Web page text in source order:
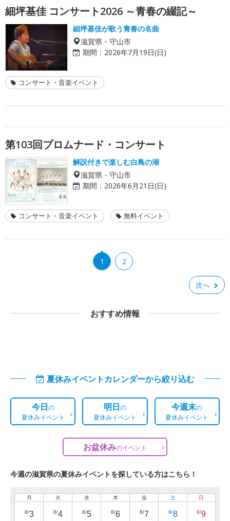
細坪基佳 コンサート2026 ～青春の綴記～
細坪基佳が歌う青春の名曲
滋賀県・守山市
期間： 2026年7月19日(日)
コンサート・音楽イベント
第103回プロムナード・コンサート
解説付きで楽しむ白鳥の湖
滋賀県・守山市
期間： 2026年6月21日(日)
コンサート・音楽イベント 無料イベント
1 2
次へ
おすすめ情報
夏休みイベントカレンダーから絞り込む
今日の
夏休みイベント
明日の
夏休みイベント
今週末の
夏休みイベント
お盆休みのイベント
今週の滋賀県の夏休みイベントを探している方はこちら！
月
8/3
火
8/4
水
8/5
木
8/6
金
8/7
土
8/8
日
8/9